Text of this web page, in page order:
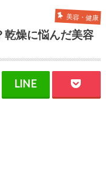
美容・健康
乾燥に悩んだ美容